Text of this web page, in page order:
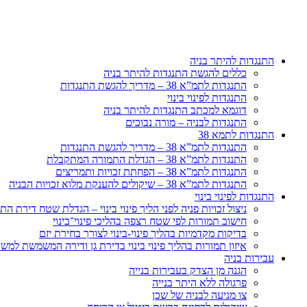
התנגדות להיתר בניה
כללים להגשת התנגדות להיתר בניה
התנגדות לתמ”א 38 – מדריך להגשת התנגדות
התנגדות לפינוי בינוי
דוגמא למכתב התנגדות להיתר בניה
התנגדות לבניה – מורה נבוכים
התנגדות לתמא 38
התנגדות לתמ”א 38 – מדריך להגשת התנגדות
התנגדות לתמ”א 38 – הגדלת התמורה המתקבלת
התנגדות לתמ”א 38 – הפחתת זכויות ותמריצים
התנגדות לתמ”א 38 – שיקולים להענקת מלוא זכויות הבניה
התנגדות לפינוי בינוי
ניצול זכויות פניה לפני הליך פינוי בינוי – הגדלת שטח
חישוב תמורות לפי שטח רצפה בהליכי פינוי־בינוי
בדיקות מקדמיות בהליך פינוי-בינוי לצורך בחירת יזם
איזון תמורות בהליך פינוי בינוי בדירת גן ודירה המשמשת
עבירות בניה
הגנה מן הצדק בעבירות בנייה
פרגולה ללא היתר בנייה
צו מניעה לבניה של שכן